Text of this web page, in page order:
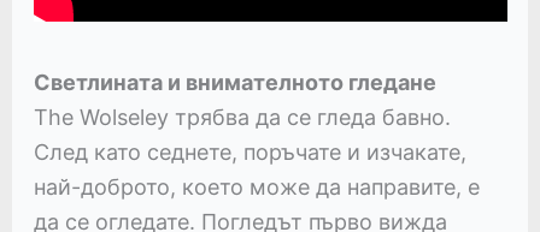
Светлината и внимателното гледане
The Wolseley трябва да се гледа бавно.
След като седнете, поръчате и изчакате,
най-доброто, което може да направите, е
да се огледате. Погледът първо вижда